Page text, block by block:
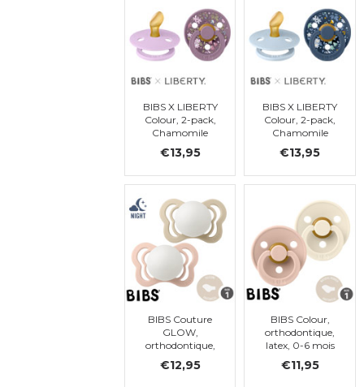
BIBS X LIBERTY
Colour, 2-pack,
Chamomile
Sky Mix,
t. 1
€13,95
BIBS X LIBERTY
Colour, 2-pack,
Chamomile
Blue Mix,
t. 1
€13,95
BIBS Couture
GLOW,
orthodontique,
latex , taille 1
€12,95
BIBS Colour,
orthodontique,
latex, 0-6 mois
(taille 1)
€11,95